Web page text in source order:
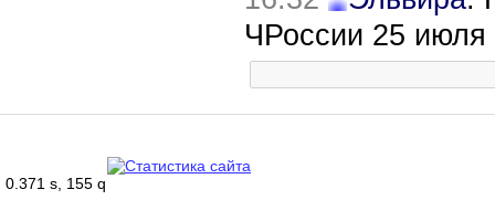
ЧРоссии 25 июля
0.371 s, 155 q